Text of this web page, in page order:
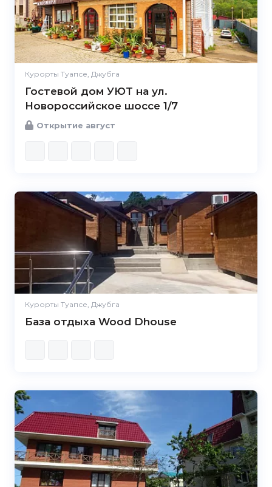
Курорты Туапсе, Джубга
Гостевой дом УЮТ на ул.
Новороссийское шоссе 1/7
Открытие август
Курорты Туапсе, Джубга
База отдыха Wood Dhouse
5.0